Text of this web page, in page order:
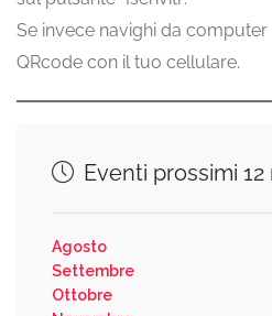
Se invece navighi da
QRcode con il tuo cellulare.
Eventi prossimi 12
Agosto
Settembre
Ottobre